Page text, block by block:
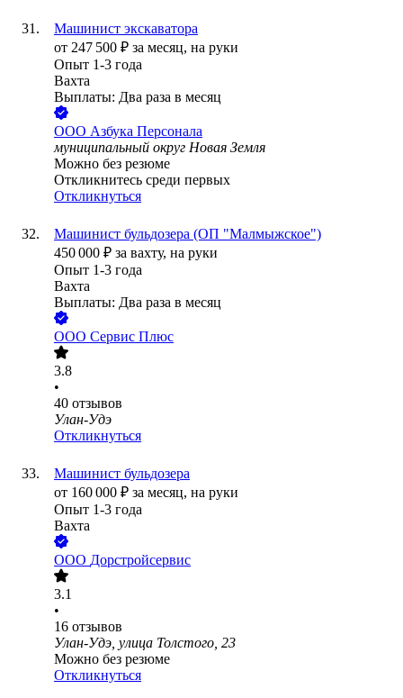
Машинист экскаватора
от 247 500 ₽ за месяц, на руки
Опыт 1-3 года
Вахта
Выплаты: Два раза в месяц
ООО Азбука Персонала
муниципальный округ Новая Земля
Можно без резюме
Откликнитесь среди первых
Откликнуться
Машинист бульдозера (ОП "Малмыжское")
450 000 ₽ за вахту, на руки
Опыт 1-3 года
Вахта
Выплаты: Два раза в месяц
ООО Сервис Плюс
3.8
•
40 отзывов
Улан-Удэ
Откликнуться
Машинист бульдозера
от 160 000 ₽ за месяц, на руки
Опыт 1-3 года
Вахта
ООО Дорстройсервис
3.1
•
16 отзывов
Улан-Удэ, улица Толстого, 23
Можно без резюме
Откликнуться